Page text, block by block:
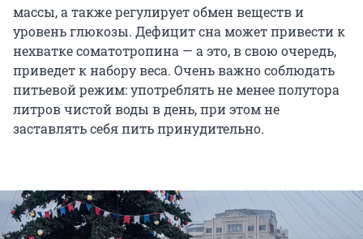
массы, а также регулирует обмен веществ и
уровень глюкозы. Дефицит сна может привести к
нехватке соматотропина — а это, в свою очередь,
приведет к набору веса. Очень важно соблюдать
питьевой режим: употреблять не менее полутора
литров чистой воды в день, при этом не
заставлять себя пить принудительно.